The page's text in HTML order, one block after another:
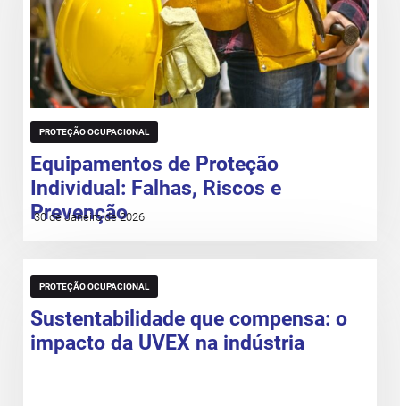
PROTEÇÃO OCUPACIONAL
Equipamentos de Proteção
Individual: Falhas, Riscos e
Prevenção
30 de Janeiro de 2026
PROTEÇÃO OCUPACIONAL
Sustentabilidade que compensa: o
impacto da UVEX na indústria